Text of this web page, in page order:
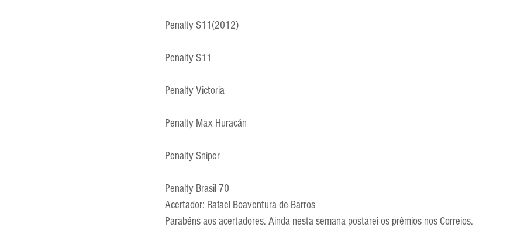
Penalty S11(2012)
Penalty S11
Penalty Victoria
Penalty Max Huracán
Penalty Sniper
Penalty Brasil 70
Acertador: Rafael Boaventura de Barros
Parabéns aos acertadores. Ainda nesta semana postarei os prêmios nos Correios.